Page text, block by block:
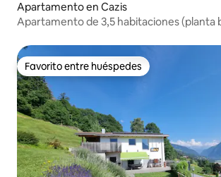
Apartamento en Cazis
Apartamento de 3,5 habitaciones (planta
Favorito entre huéspedes
Favorito entre huéspedes